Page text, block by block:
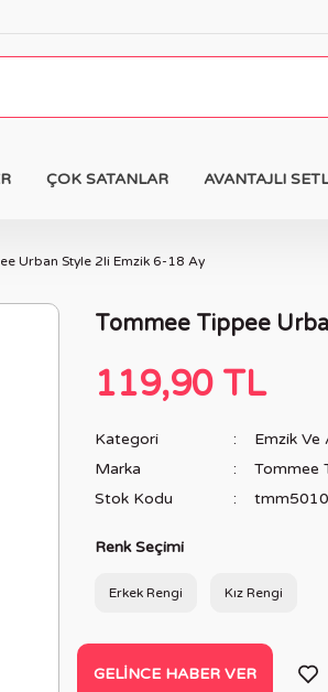
ÇOK SATANLAR AVANTAJLI
Urban Style 2li Emzik 6-18 Ay
Tommee Tippee
119,90 TL
Kategori
Emzik Ve
Marka
Tommee
Stok Kodu
Renk Seçimi
Erkek Rengi Kız Rengi
GELINCE HABER VER